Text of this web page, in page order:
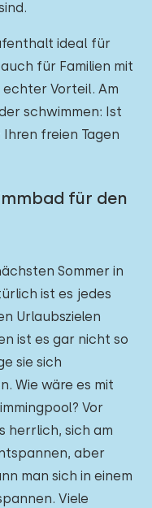
ideal für
für Familien mit
echter Vorteil. Am
schwimmen: Ist
freien Tagen
für den
Sommer in
ist es jedes
Urlaubszielen
ist es gar nicht so
sie sich
Wie wäre es mit
Vor
herrlich, sich am
aber
man sich in einem
Viele